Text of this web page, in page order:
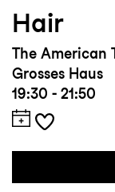
Hair
The American
Grosses Haus
19:30 - 21:50